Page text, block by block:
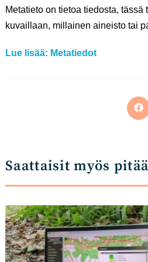
Metatieto on tietoa tiedosta,
kuvaillaan, millainen aineisto tai
Lue lisää: Metatiedot
in
Saattaisit myös pitää